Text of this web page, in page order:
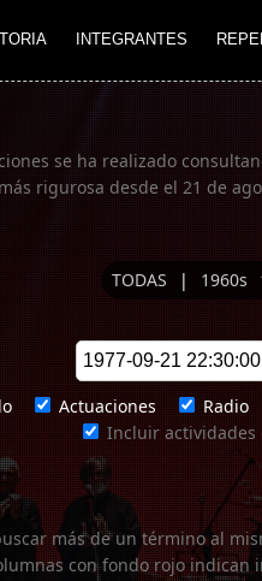
INTEGRANTES
se ha realizado
rigurosa desde el 21 de
TODAS | 1960s
Actuaciones Radio
Incluir actividades
más de un término al
con fondo rojo indican